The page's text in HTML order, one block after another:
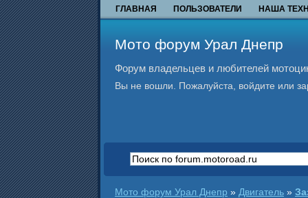
ГЛАВНАЯ ПОЛЬЗОВАТЕЛИ НАША
Мото форум Урал Днепр
Форум владельцев и любителей
Вы не вошли. Пожалуйста, войдите или
Мото форум Урал Днепр » Двигатель »